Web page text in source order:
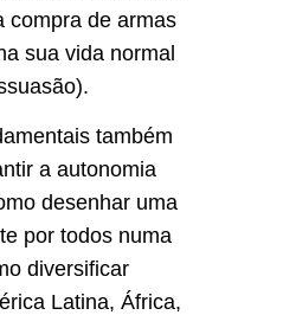
compra de armas
sua vida normal
também
a autonomia
desenhar uma
por todos numa
diversificar
Latina, África,